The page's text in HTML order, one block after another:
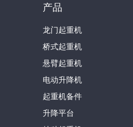
产品
龙门起重机
桥式起重机
悬臂起重机
电动升降机
起重机备件
升降平台